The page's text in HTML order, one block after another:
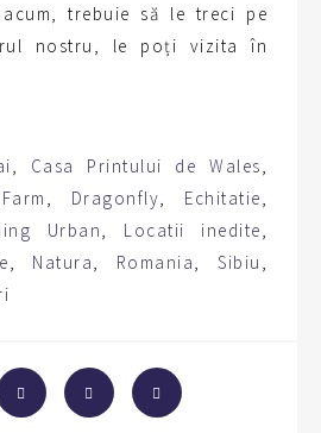
trebuie să le treci pe
nostru, le poți vizita în
Casa Printului de Wales
Dragonfly Echitatie
Urban Locatii inedite
Natura Romania Sibiu